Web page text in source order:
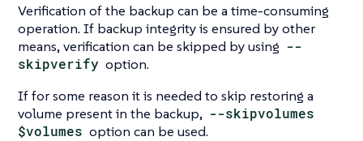
Verification of the backup can be a time-consuming
operation. If backup integrity is ensured by other
means, verification can be skipped by using --
skipverify option.
If for some reason it is needed to skip restoring a
volume present in the backup, --skipvolumes
$volumes option can be used.